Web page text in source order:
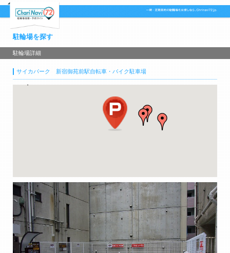
駐輪場を探す
駐輪場詳細
サイカパーク 新宿御苑前駅自転車・バイク駐車場